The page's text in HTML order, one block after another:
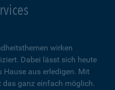
wirken
Dabei lässt sich heute
Hause aus erledigen. Mit
das ganz einfach möglich.